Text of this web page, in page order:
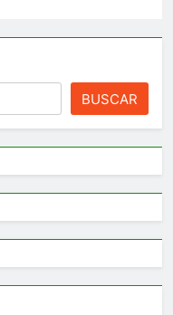
BUSCAR